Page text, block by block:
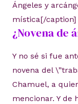
Ángeles y
mística[/caption]
¿Novena de
Y no sé si fue
novena del
Chamuel, a
mencionar. Y de